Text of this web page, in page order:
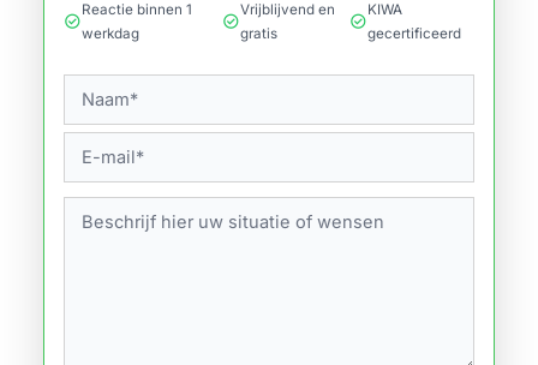
check_circle
Reactie binnen 1
werkdag
check_circle
Vrijblijvend en
gratis
check_circle
KIWA
gecertificeerd